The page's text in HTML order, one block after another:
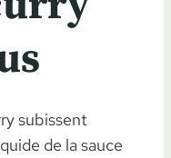
subissent
de la sauce